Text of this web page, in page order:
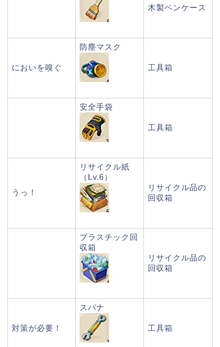
木製ペンケース
においを嗅ぐ
防塵マスク
工具箱
安全手袋
工具箱
うっ！
リサイクル紙
（Lv.6）
リサイクル品の
回収箱
プラスチック回
収箱
リサイクル品の
回収箱
対策が必要！
スパナ
工具箱